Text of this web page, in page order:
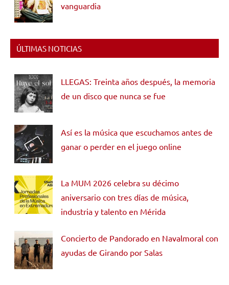
vanguardia
ÚLTIMAS NOTICIAS
LLEGAS: Treinta años después, la memoria
de un disco que nunca se fue
Así es la música que escuchamos antes de
ganar o perder en el juego online
La MUM 2026 celebra su décimo
aniversario con tres días de música,
industria y talento en Mérida
Concierto de Pandorado en Navalmoral con
ayudas de Girando por Salas